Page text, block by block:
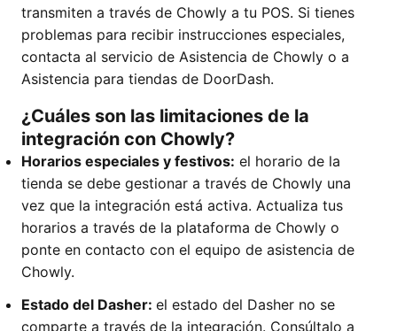
transmiten a través de Chowly a tu POS. Si tienes
problemas para recibir instrucciones especiales,
contacta al servicio de Asistencia de Chowly o a
Asistencia para tiendas de DoorDash.
¿Cuáles son las limitaciones de la
integración con Chowly?
Horarios especiales y festivos: el horario de la
tienda se debe gestionar a través de Chowly una
vez que la integración está activa. Actualiza tus
horarios a través de la plataforma de Chowly o
ponte en contacto con el equipo de asistencia de
Chowly.
Estado del Dasher: el estado del Dasher no se
comparte a través de la integración. Consúltalo a